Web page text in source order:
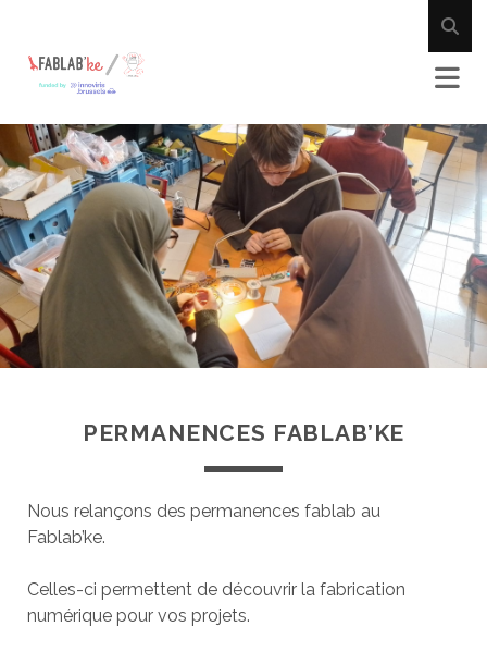
PERMANENCES FABLAB’KE
Nous relançons des permanences fablab au
Fablab’ke.
Celles-ci permettent de découvrir la fabrication
numérique pour vos projets.